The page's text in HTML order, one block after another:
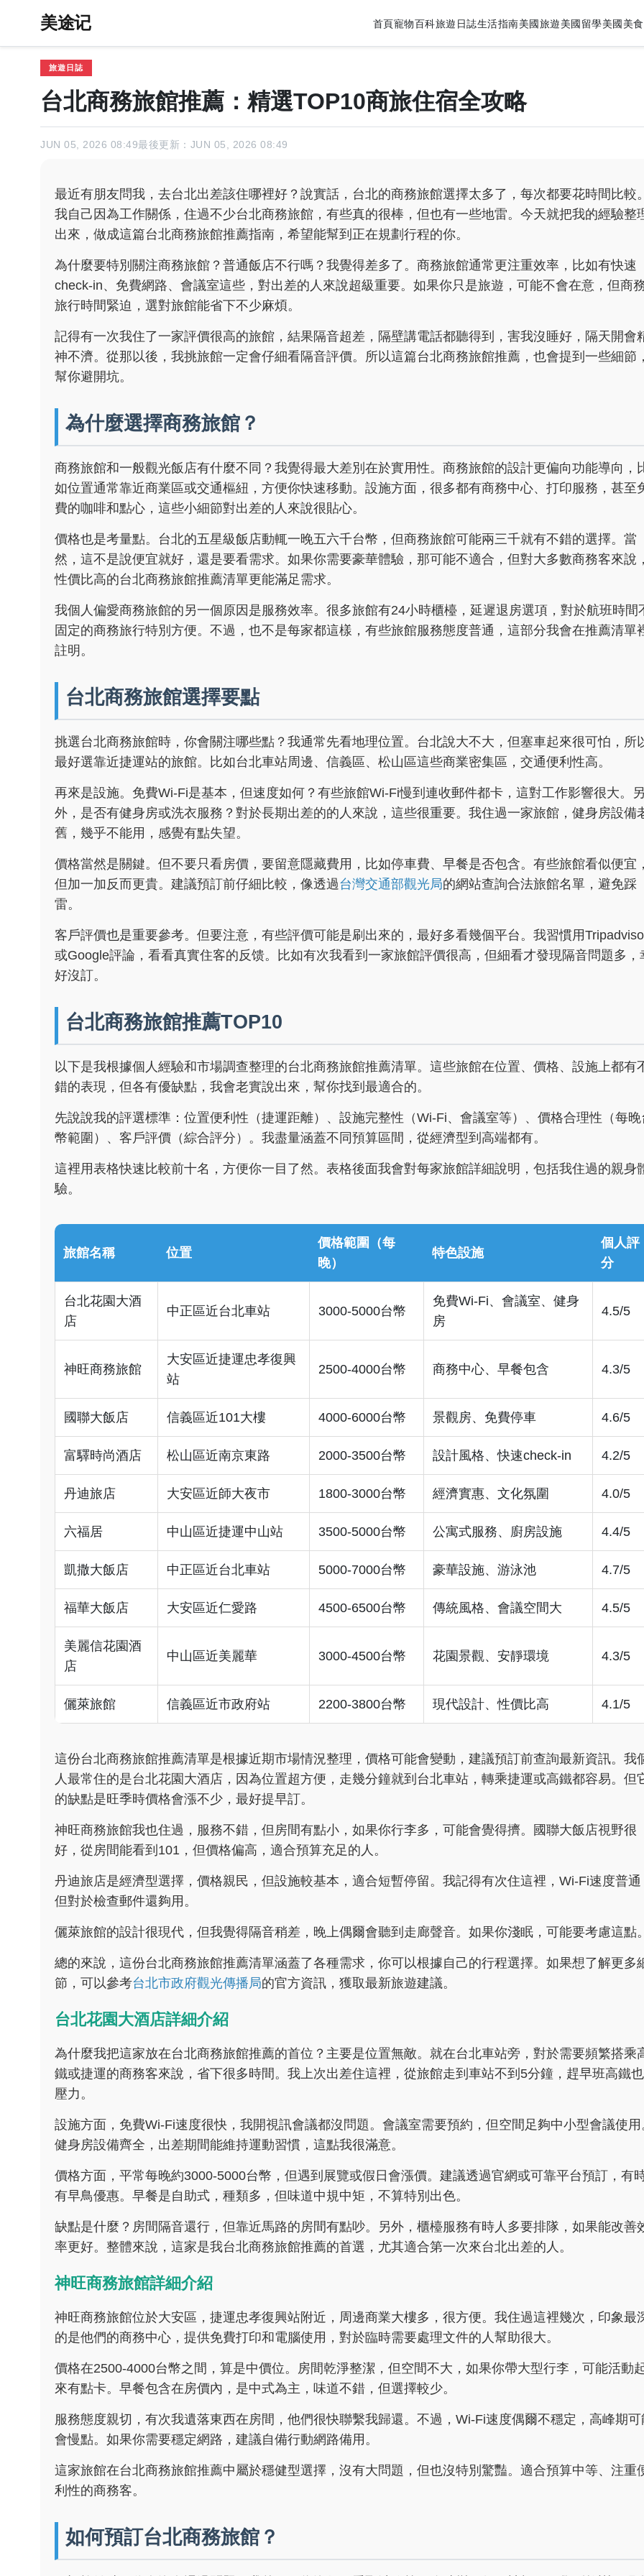
美途记 首頁寵物百科旅遊日誌生活指南美國旅遊美國留學美國美食
旅遊日誌
台北商務旅館推薦：精選TOP10商旅住宿全攻略
JUN 05, 2026 08:49最後更新：JUN 05, 2026 08:49
最近有朋友問我，去台北出差該住哪裡好？說實話，台北的商務旅館選擇太多了，每次都要花時間比較。
我自己因為工作關係，住過不少台北商務旅館，有些真的很棒，但也有一些地雷。今天就把我的經驗整
出來，做成這篇台北商務旅館推薦指南，希望能幫到正在規劃行程的你。
為什麼要特別關注商務旅館？普通飯店不行嗎？我覺得差多了。商務旅館通常更注重效率，比如有快速
check-in、免費網路、會議室這些，對出差的人來說超級重要。如果你只是旅遊，可能不會在意，但商
旅行時間緊迫，選對旅館能省下不少麻煩。
記得有一次我住了一家評價很高的旅館，結果隔音超差，隔壁講電話都聽得到，害我沒睡好，隔天開會
神不濟。從那以後，我挑旅館一定會仔細看隔音評價。所以這篇台北商務旅館推薦，也會提到一些細節，
幫你避開坑。
為什麼選擇商務旅館？
商務旅館和一般觀光飯店有什麼不同？我覺得最大差別在於實用性。商務旅館的設計更偏向功能導向，
如位置通常靠近商業區或交通樞紐，方便你快速移動。設施方面，很多都有商務中心、打印服務，甚至
費的咖啡和點心，這些小細節對出差的人來說很貼心。
價格也是考量點。台北的五星級飯店動輒一晚五六千台幣，但商務旅館可能兩三千就有不錯的選擇。當
然，這不是說便宜就好，還是要看需求。如果你需要豪華體驗，那可能不適合，但對大多數商務客來說，
性價比高的台北商務旅館推薦清單更能滿足需求。
我個人偏愛商務旅館的另一個原因是服務效率。很多旅館有24小時櫃檯，延遲退房選項，對於航班時間
固定的商務旅行特別方便。不過，也不是每家都這樣，有些旅館服務態度普通，這部分我會在推薦清單
註明。
台北商務旅館選擇要點
挑選台北商務旅館時，你會關注哪些點？我通常先看地理位置。台北說大不大，但塞車起來很可怕，所
最好選靠近捷運站的旅館。比如台北車站周邊、信義區、松山區這些商業密集區，交通便利性高。
再來是設施。免費Wi-Fi是基本，但速度如何？有些旅館Wi-Fi慢到連收郵件都卡，這對工作影響很大。另
外，是否有健身房或洗衣服務？對於長期出差的的人來說，這些很重要。我住過一家旅館，健身房設備
舊，幾乎不能用，感覺有點失望。
價格當然是關鍵。但不要只看房價，要留意隱藏費用，比如停車費、早餐是否包含。有些旅館看似便宜，
但加一加反而更貴。建議預訂前仔細比較，像透過台灣交通部觀光局的網站查詢合法旅館名單，避免踩
雷。
客戶評價也是重要參考。但要注意，有些評價可能是刷出來的，最好多看幾個平台。我習慣用
或Google評論，看看真實住客的反馈。比如有次我看到一家旅館評價很高，但細看才發現隔音問題多，
好沒訂。
台北商務旅館推薦TOP10
以下是我根據個人經驗和市場調查整理的台北商務旅館推薦清單。這些旅館在位置、價格、設施上都有
錯的表現，但各有優缺點，我會老實說出來，幫你找到最適合的。
先說說我的評選標準：位置便利性（捷運距離）、設施完整性（Wi-Fi、會議室等）、價格合理性（每晚
幣範圍）、客戶評價（綜合評分）。我盡量涵蓋不同預算區間，從經濟型到高端都有。
這裡用表格快速比較前十名，方便你一目了然。表格後面我會對每家旅館詳細說明，包括我住過的親身
驗。
旅館名稱 位置
價格範圍（每
晚）
特色設施
個人評
分
台北花園大酒
店
中正區近台北車站 3000-5000台幣
免費Wi-Fi、會議室、健身
房
4.5/5
神旺商務旅館
大安區近捷運忠孝復興
站
2500-4000台幣 商務中心、早餐包含 4.3/5
國聯大飯店 信義區近101大樓 4000-6000台幣 景觀房、免費停車 4.6/5
富驛時尚酒店 松山區近南京東路 2000-3500台幣 設計風格、快速check-in 4.2/5
丹迪旅店 大安區近師大夜市 1800-3000台幣 經濟實惠、文化氛圍 4.0/5
六福居 中山區近捷運中山站 3500-5000台幣 公寓式服務、廚房設施 4.4/5
凱撒大飯店 中正區近台北車站 5000-7000台幣 豪華設施、游泳池 4.7/5
福華大飯店 大安區近仁愛路 4500-6500台幣 傳統風格、會議空間大 4.5/5
美麗信花園酒
店
中山區近美麗華 3000-4500台幣 花園景觀、安靜環境 4.3/5
儷萊旅館 信義區近市政府站 2200-3800台幣 現代設計、性價比高 4.1/5
這份台北商務旅館推薦清單是根據近期市場情況整理，價格可能會變動，建議預訂前查詢最新資訊。我
人最常住的是台北花園大酒店，因為位置超方便，走幾分鐘就到台北車站，轉乘捷運或高鐵都容易。但
的缺點是旺季時價格會漲不少，最好提早訂。
神旺商務旅館我也住過，服務不錯，但房間有點小，如果你行李多，可能會覺得擠。國聯大飯店視野很
好，從房間能看到101，但價格偏高，適合預算充足的人。
丹迪旅店是經濟型選擇，價格親民，但設施較基本，適合短暫停留。我記得有次住這裡，Wi-Fi速度普通
但對於檢查郵件還夠用。
儷萊旅館的設計很現代，但我覺得隔音稍差，晚上偶爾會聽到走廊聲音。如果你淺眠，可能要考慮這點。
總的來說，這份台北商務旅館推薦清單涵蓋了各種需求，你可以根據自己的行程選擇。如果想了解更多
節，可以參考台北市政府觀光傳播局的官方資訊，獲取最新旅遊建議。
台北花園大酒店詳細介紹
為什麼我把這家放在台北商務旅館推薦的首位？主要是位置無敵。就在台北車站旁，對於需要頻繁搭乘
鐵或捷運的商務客來說，省下很多時間。我上次出差住這裡，從旅館走到車站不到5分鐘，趕早班高鐵
壓力。
設施方面，免費Wi-Fi速度很快，我開視訊會議都沒問題。會議室需要預約，但空間足夠中小型會議使用
健身房設備齊全，出差期間能維持運動習慣，這點我很滿意。
價格方面，平常每晚約3000-5000台幣，但遇到展覽或假日會漲價。建議透過官網或可靠平台預訂，有
有早鳥優惠。早餐是自助式，種類多，但味道中規中矩，不算特別出色。
缺點是什麼？房間隔音還行，但靠近馬路的房間有點吵。另外，櫃檯服務有時人多要排隊，如果能改善
率更好。整體來說，這家是我台北商務旅館推薦的首選，尤其適合第一次來台北出差的人。
神旺商務旅館詳細介紹
神旺商務旅館位於大安區，捷運忠孝復興站附近，周邊商業大樓多，很方便。我住過這裡幾次，印象最
的是他們的商務中心，提供免費打印和電腦使用，對於臨時需要處理文件的人幫助很大。
價格在2500-4000台幣之間，算是中價位。房間乾淨整潔，但空間不大，如果你帶大型行李，可能活動
來有點卡。早餐包含在房價內，是中式為主，味道不錯，但選擇較少。
服務態度親切，有次我遺落東西在房間，他們很快聯繫我歸還。不過，Wi-Fi速度偶爾不穩定，高峰期可
會慢點。如果你需要穩定網路，建議自備行動網路備用。
這家旅館在台北商務旅館推薦中屬於穩健型選擇，沒有大問題，但也沒特別驚豔。適合預算中等、注重
利性的商務客。
如何預訂台北商務旅館？